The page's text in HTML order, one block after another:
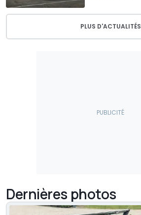
PLUS D'ACTUALITÉS
Dernières photos